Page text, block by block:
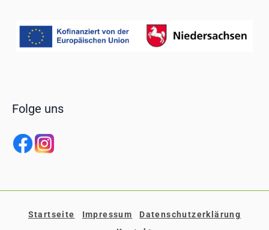
Folge uns
Startseite Impressum
Datenschutzerklärung